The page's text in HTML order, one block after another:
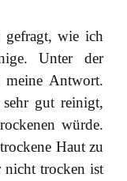
wie ich
Unter der
Antwort.
gut reinigt,
würde.
Haut zu
nicht trocken ist